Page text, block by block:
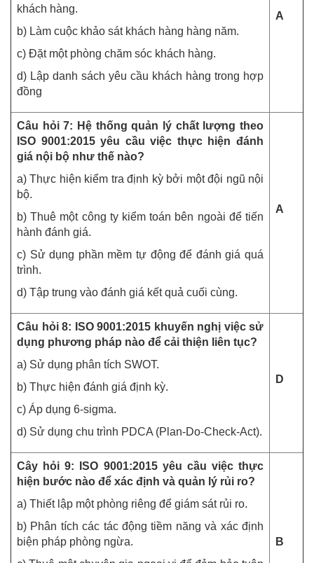
khách hàng.
b) Làm cuộc khảo sát khách hàng hàng năm.
c) Đặt một phòng chăm sóc khách hàng.
d) Lập danh sách yêu cầu khách hàng trong hợp
đồng
A
Câu hỏi 7: Hệ thống quản lý chất lượng theo
ISO 9001:2015 yêu cầu việc thực hiện đánh
giá nội bộ như thế nào?
a) Thực hiện kiểm tra định kỳ bởi một đội ngũ nội
bộ.
b) Thuê một công ty kiểm toán bên ngoài để tiến
hành đánh giá.
c) Sử dụng phần mềm tự động để đánh giá quá
trình.
d) Tập trung vào đánh giá kết quả cuối cùng.
A
Câu hỏi 8: ISO 9001:2015 khuyến nghị việc sử
dụng phương pháp nào để cải thiện liên tục?
a) Sử dụng phân tích SWOT.
b) Thực hiện đánh giá định kỳ.
c) Áp dụng 6-sigma.
d) Sử dụng chu trình PDCA (Plan-Do-Check-Act).
D
Cây hỏi 9: ISO 9001:2015 yêu cầu việc thực
hiện bước nào để xác định và quản lý rủi ro?
a) Thiết lập một phòng riêng để giám sát rủi ro.
b) Phân tích các tác động tiềm năng và xác định
biện pháp phòng ngừa.
B